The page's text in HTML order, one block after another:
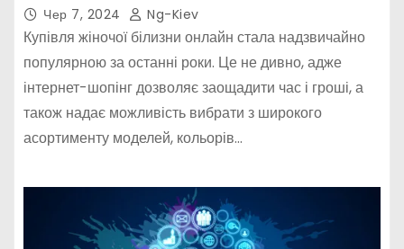
Чер 7, 2024 Ng-Kiev
Купівля жіночої білизни онлайн стала надзвичайно
популярною за останні роки. Це не дивно, адже
інтернет-шопінг дозволяє заощадити час і гроші, а
також надає можливість вибрати з широкого
асортименту моделей, кольорів…